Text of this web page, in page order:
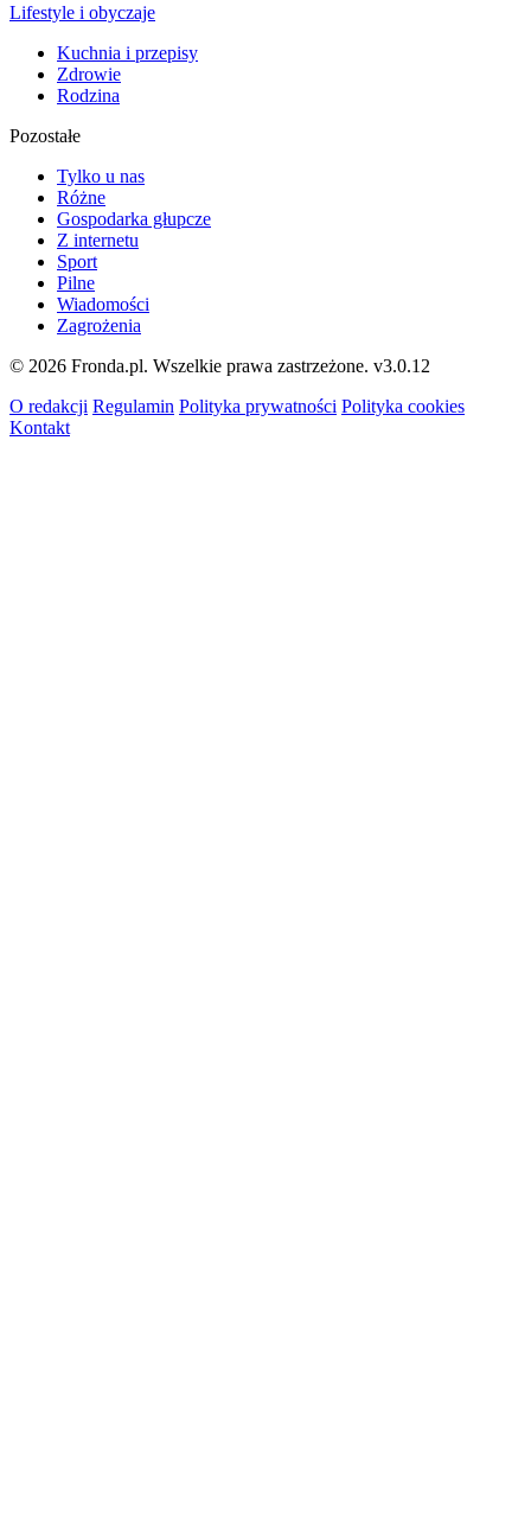
Lifestyle i obyczaje
Kuchnia i przepisy
Zdrowie
Rodzina
Pozostałe
Tylko u nas
Różne
Gospodarka głupcze
Z internetu
Sport
Pilne
Wiadomości
Zagrożenia
© 2026 Fronda.pl. Wszelkie prawa zastrzeżone. v3.0.12
O redakcji Regulamin Polityka prywatności Polityka cookies
Kontakt